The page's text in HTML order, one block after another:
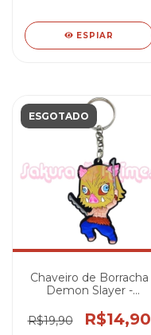
ESPIAR
ESGOTADO
Chaveiro de Borracha
Demon Slayer -
R$19,90
R$14,90